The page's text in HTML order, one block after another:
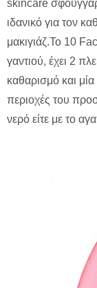
skincare
ιδανικό για τον
μακιγιάζ.Το 10
γαντιού, έχει 2
καθαρισμό και
περιοχές του
νερό είτε με το